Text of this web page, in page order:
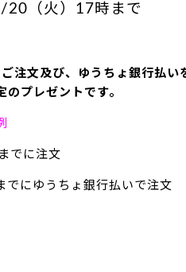
20 （火）17時まで
注文及び、ゆうちょ銀行払い
プレゼントです。
でに注文
にゆうちょ銀行払いで注文